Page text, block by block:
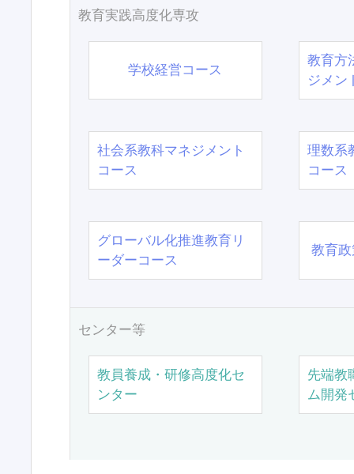
教育実践高度化専攻
学校経営コース
教育方
ジメン
社会系教科マネジメント
コース
理数系
コース
グローバル化推進教育リ
ーダーコース
教育
センター等
教員養成・研修高度化セ
ンター
先端教
ム開発